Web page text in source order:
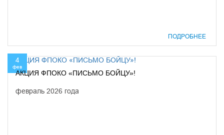
ПОДРОБНЕЕ
4
фев
АКЦИЯ ФПОКО «ПИСЬМО БОЙЦУ»!
февраль 2026 года